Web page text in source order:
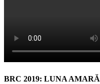
BRC 2019: LUNA AMARĂ